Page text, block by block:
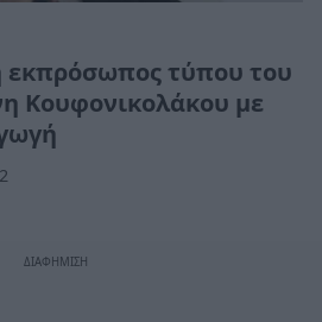
εκπρόσωπος τύπου του
Κουφονικολάκου με